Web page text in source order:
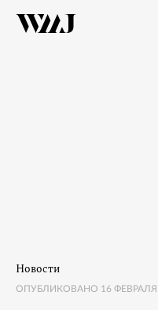
Новости
ОПУБЛИКОВАНО 16 ФЕВРАЛЯ